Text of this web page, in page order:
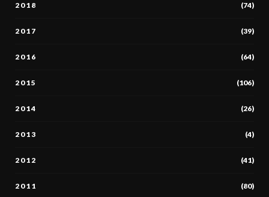
2018 (74)
2017 (39)
2016 (64)
2015 (106)
2014 (26)
2013 (4)
2012 (41)
2011 (80)